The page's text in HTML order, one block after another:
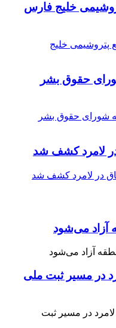
خلیج فارس
حقوق بشر
آزاد می‌شود
در لامرد در مسیر ثبت ملی